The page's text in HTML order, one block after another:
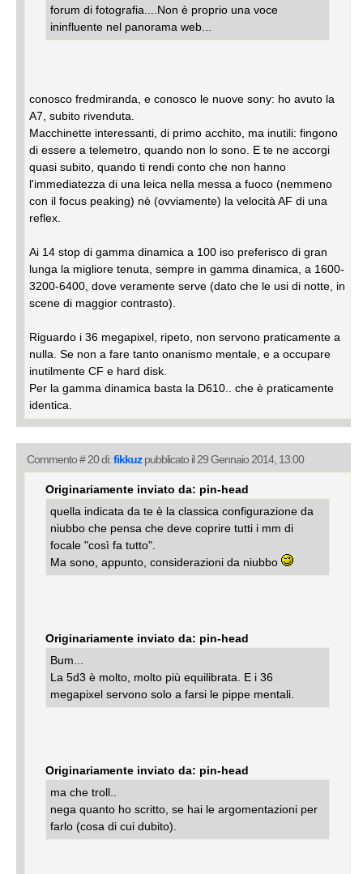
forum di fotografia....Non è proprio una voce
ininfluente nel panorama web...
conosco fredmiranda, e conosco le nuove sony: ho avuto la
A7, subito rivenduta.
Macchinette interessanti, di primo acchito, ma inutili: fingono
di essere a telemetro, quando non lo sono. E te ne accorgi
quasi subito, quando ti rendi conto che non hanno
l'immediatezza di una leica nella messa a fuoco (nemmeno
con il focus peaking) nè (ovviamente) la velocità AF di una
reflex.
Ai 14 stop di gamma dinamica a 100 iso preferisco di gran
lunga la migliore tenuta, sempre in gamma dinamica, a 1600-
3200-6400, dove veramente serve (dato che le usi di notte, in
scene di maggior contrasto).
Riguardo i 36 megapixel, ripeto, non servono praticamente a
nulla. Se non a fare tanto onanismo mentale, e a occupare
inutilmente CF e hard disk.
Per la gamma dinamica basta la D610.. che è praticamente
identica.
Commento # 20 di:fikkuzpubblicato il 29 Gennaio 2014, 13:00
Originariamente inviato da: pin-head
quella indicata da te è la classica configurazione da
niubbo che pensa che deve coprire tutti i mm di
focale "così fa tutto".
Ma sono, appunto, considerazioni da niubbo
Originariamente inviato da: pin-head
Bum...
La 5d3 è molto, molto più equilibrata. E i 36
megapixel servono solo a farsi le pippe mentali.
Originariamente inviato da: pin-head
ma che troll..
nega quanto ho scritto, se hai le argomentazioni per
farlo (cosa di cui dubito).